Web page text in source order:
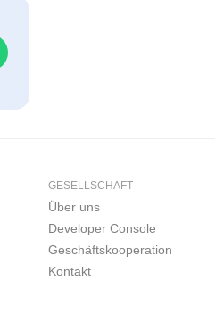
GESELLSCHAFT
Über uns
Developer Console
Geschäftskooperation
Kontakt